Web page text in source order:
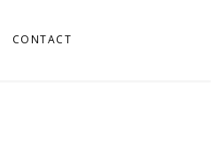
CONTACT